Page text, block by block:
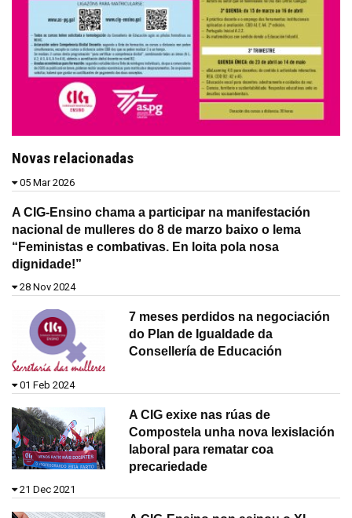
Novas relacionadas
05 Mar 2026
A CIG-Ensino chama a participar na manifestación
nacional de mulleres do 8 de marzo baixo o lema
“Feministas e combativas. En loita pola nosa
dignidade!”
28 Nov 2024
7 meses perdidos na negociación
do Plan de Igualdade da
Consellería de Educación
01 Feb 2024
A CIG exixe nas rúas de
Compostela unha nova lexislación
laboral para rematar coa
precariedade
21 Dec 2021